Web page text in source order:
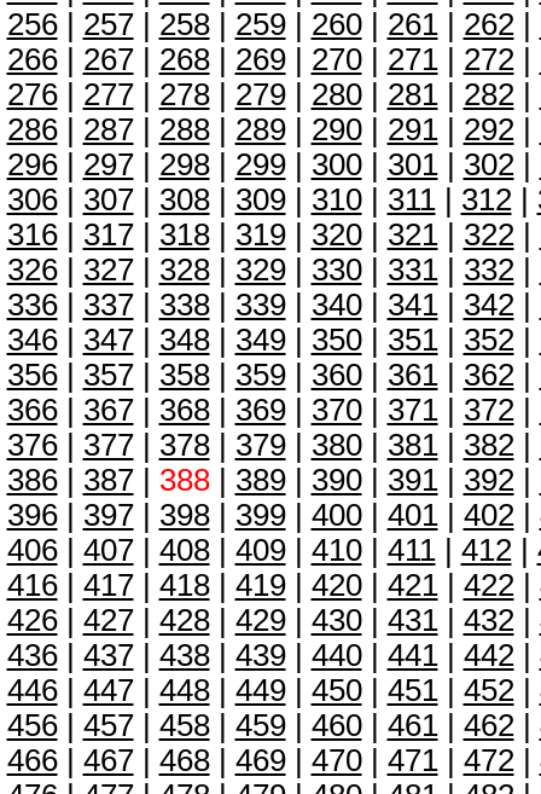
256| 257| 258| 259| 260| 261| 262|
266| 267| 268| 269| 270| 271| 272|
276| 277| 278| 279| 280| 281| 282|
286| 287| 288| 289| 290| 291| 292|
296| 297| 298| 299| 300| 301| 302|
306| 307| 308| 309| 310| 311| 312|
316| 317| 318| 319| 320| 321| 322|
326| 327| 328| 329| 330| 331| 332|
336| 337| 338| 339| 340| 341| 342|
346| 347| 348| 349| 350| 351| 352|
356| 357| 358| 359| 360| 361| 362|
366| 367| 368| 369| 370| 371| 372|
376| 377| 378| 379| 380| 381| 382|
386| 387| 388| 389| 390| 391| 392|
396| 397| 398| 399| 400| 401| 402|
406| 407| 408| 409| 410| 411| 412|
416| 417| 418| 419| 420| 421| 422|
426| 427| 428| 429| 430| 431| 432|
436| 437| 438| 439| 440| 441| 442|
446| 447| 448| 449| 450| 451| 452|
456| 457| 458| 459| 460| 461| 462|
466| 467| 468| 469| 470| 471| 472|